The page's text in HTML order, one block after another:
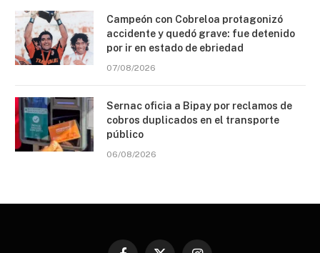
Campeón con Cobreloa protagonizó
accidente y quedó grave: fue detenido
por ir en estado de ebriedad
07/08/2026
Sernac oficia a Bipay por reclamos de
cobros duplicados en el transporte
público
06/08/2026